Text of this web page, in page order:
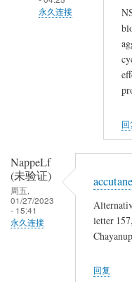
复
永久连接
👍
回
NappeLf
(未验证)
周五,
01/27/2023
- 15:41
永久连接
letter
回复